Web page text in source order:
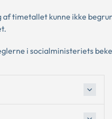
timetallet kunne ikke
i socialministeriets